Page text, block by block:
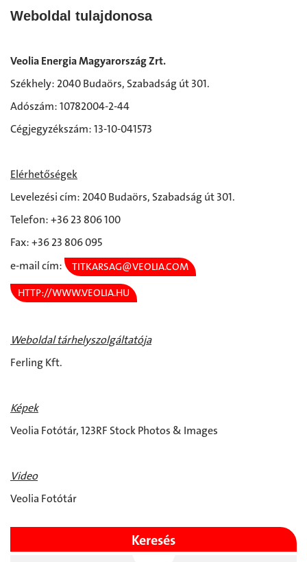
Weboldal tulajdonosa
Veolia Energia Magyarország Zrt.
Székhely: 2040 Budaörs, Szabadság út 301.
Adószám: 10782004-2-44
Cégjegyzékszám: 13-10-041573
Elérhetőségek
Levelezési cím: 2040 Budaörs, Szabadság út 301.
Telefon: +36 23 806 100
Fax: +36 23 806 095
e-mail cím:
TITKARSAG@VEOLIA.COM
HTTP://WWW.VEOLIA.HU
Weboldal tárhelyszolgáltatója
Ferling Kft.
Képek
Veolia Fotótár, 123RF Stock Photos & Images
Video
Veolia Fotótár
Keresés